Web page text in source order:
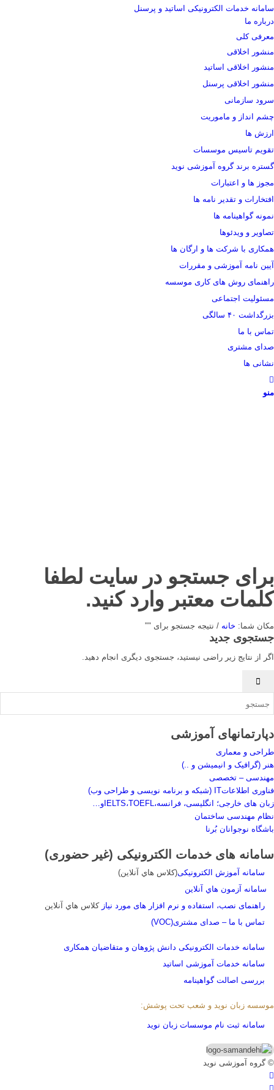
سامانه خدمات الکترونیکی اساتید و پرسنل
درباره ما
معرفی کلی
منشور اخلاقی
منشور اخلاقی اساتید
منشور اخلاقی پرسنل
سرود سازمانی
چشم انداز و ماموریت
ارزش ها
تقویم تاسیس موسسات
گستره برند گروه آموزشی نوید
مجوز ها و اعتبارات
افتخارات و تقدیر نامه ها
نمونه گواهینامه ها
تصاویر و ویدئوها
همکاری با شرکت ها و ارگان ها
آیین نامه آموزشی و مقررات
راهنمای روش های کاری موسسه
مسئولیت اجتماعی
بزرگداشت ۴۰ سالگی
تماس با ما
صدای مشتری
نشانی ها
منو
برای جستجو در سایت لطفا
کلمات معتبر وارد کنید.
مکان شما: خانه / نتیجه جستجو برای ""
جستجوی جدید
اگر از نتایج زیر راضی نیستید، جستجوی دیگری انجام دهید.
دپارتمانهای آموزشی
طراحی و معماری
هنر (گرافیک و انیمیشن و ..)
مهندسی – تخصصی
فناوری اطلاعاتIT (شبکه و برنامه نویسی و طراحی وب)
زبان های خارجی؛ انگلیسی، فرانسه،IELTS،TOEFLو…
نظام مهندسی ساختمان
باشگاه نوجوانان بُرنا
سامانه های خدمات الکترونیکی (غیر حضوری)
سامانه آموزش الکترونیکی(کلاس هاي آنلاين)
سامانه آزمون هاي آنلاين
راهنمای نصب، استفاده و نرم افزار های مورد نیاز کلاس هاي آنلاين
تماس با ما – صدای مشتری(VOC)
سامانه خدمات الکترونیکی دانش پژوهان و متقاضیان همکاری
سامانه خدمات آموزشی اساتید
بررسی اصالت گواهینامه
موسسه زبان نوید و شعب تحت پوشش:
سامانه ثبت نام موسسات زبان نوید
© گروه آموزشی نوید